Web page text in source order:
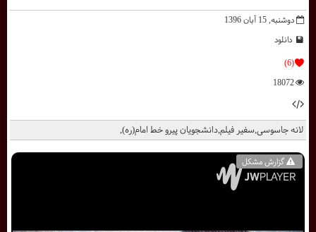
گزارش مشکل
لانه جاسوسی,سفیر فیلم,دانشجویان پیرو خط امام(ره),
دوشنبه, 15 آبان 1396
دانلود
(6)
18072